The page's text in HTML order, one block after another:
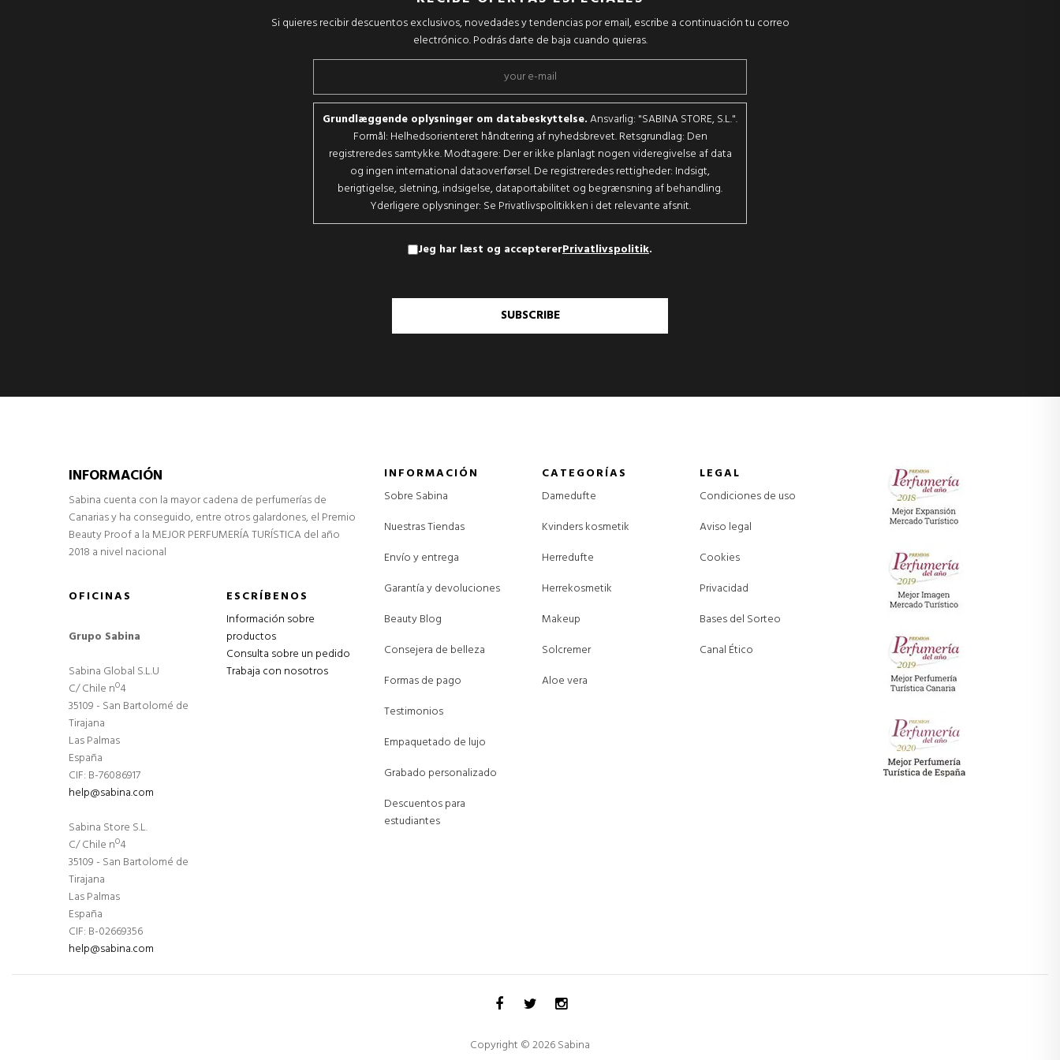
Si quieres recibir descuentos exclusivos, novedades y tendencias por email, escribe a continuación tu correo
electrónico. Podrás darte de baja cuando quieras.
Grundlæggende oplysninger om databeskyttelse.Ansvarlig: "SABINA STORE, S.L.".
Formål: Helhedsorienteret håndtering af nyhedsbrevet. Retsgrundlag: Den
registreredes samtykke. Modtagere: Der er ikke planlagt nogen videregivelse af data
og ingen international dataoverførsel. De registreredes rettigheder: Indsigt,
berigtigelse, sletning, indsigelse, dataportabilitet og begrænsning af behandling.
Yderligere oplysninger: Se Privatlivspolitikken i det relevante afsnit.
Jeg har læst og acceptererPrivatlivspolitik.
SUBSCRIBE
INFORMACIÓN
Sabina cuenta con la mayor cadena de perfumerías de
Canarias y ha conseguido, entre otros galardones, el Premio
Beauty Proof a la MEJOR PERFUMERÍA TURÍSTICA del año
2018 a nivel nacional
OFICINAS
Grupo Sabina
Sabina Global S.L.U
C/ Chile nº4
35109 - San Bartolomé de
Tirajana
Las Palmas
España
CIF: B-76086917
help@sabina.com
Sabina Store S.L.
C/ Chile nº4
35109 - San Bartolomé de
Tirajana
Las Palmas
España
CIF: B-02669356
help@sabina.com
ESCRÍBENOS
Información sobre
productos
Consulta sobre un pedido
Trabaja con nosotros
INFORMACIÓN
Sobre Sabina
Nuestras Tiendas
Envío y entrega
Garantía y devoluciones
Beauty Blog
Consejera de belleza
Formas de pago
Testimonios
Empaquetado de lujo
Grabado personalizado
Descuentos para
estudiantes
CATEGORÍAS
Damedufte
Kvinders kosmetik
Herredufte
Herrekosmetik
Makeup
Solcremer
Aloe vera
LEGAL
Condiciones de uso
Aviso legal
Cookies
Privacidad
Bases del Sorteo
Canal Ético
Copyright © 2026 Sabina